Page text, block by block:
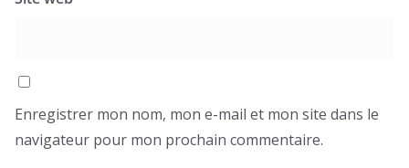
Enregistrer mon nom, mon e-mail et mon site dans le
navigateur pour mon prochain commentaire.